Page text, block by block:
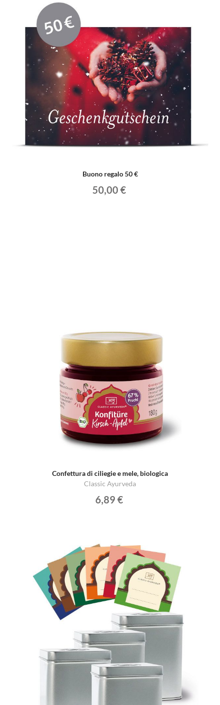
Buono regalo 50 €
50,00 €
Confettura di ciliegie e mele, biologica
Classic Ayurveda
6,89 €